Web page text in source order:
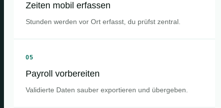
Zeiten mobil erfassen
Stunden werden vor Ort erfasst, du prüfst zentral.
05
Payroll vorbereiten
Validierte Daten sauber exportieren und übergeben.